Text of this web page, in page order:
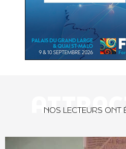
NOS LECTEURS ONT